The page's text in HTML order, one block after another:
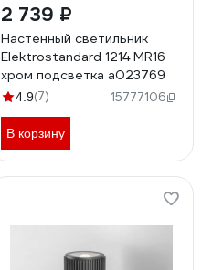
2 739 ₽
Настенный светильник
Elektrostandard 1214 MR16
хром подсветка a023769
4.9(7) 15777106
В корзину